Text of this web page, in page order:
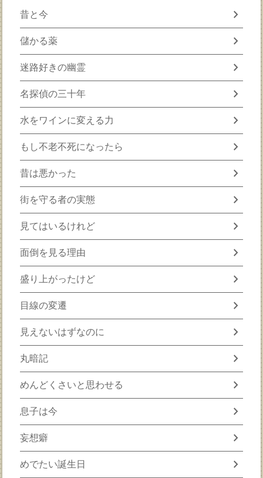
昔と今 chevron_right
儲かる薬 chevron_right
迷路好きの幽霊 chevron_right
名探偵の三十年 chevron_right
水をワインに変える力 chevron_right
もし不老不死になったら chevron_right
昔は悪かった chevron_right
街を守る者の実態 chevron_right
見てはいるけれど chevron_right
面倒を見る理由 chevron_right
盛り上がったけど chevron_right
目線の変遷 chevron_right
見えないはずなのに chevron_right
丸暗記 chevron_right
めんどくさいと思わせる chevron_right
息子は今 chevron_right
妄想癖 chevron_right
めでたい誕生日 chevron_right